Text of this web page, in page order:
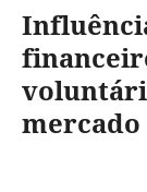
mercado